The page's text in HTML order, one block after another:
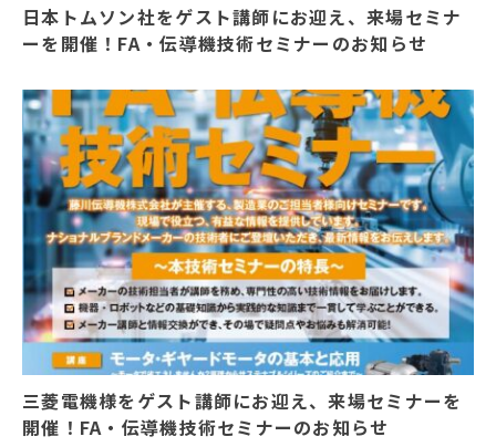
日本トムソン社をゲスト講師にお迎え、来場セミナ
ーを開催！FA・伝導機技術セミナーのお知らせ
三菱電機様をゲスト講師にお迎え、来場セミナーを
開催！FA・伝導機技術セミナーのお知らせ